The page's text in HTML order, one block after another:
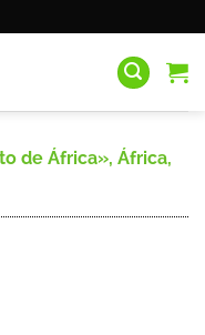
de África», África,